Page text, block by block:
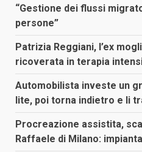
“Gestione dei flussi
persone”
Patrizia Reggiani, l’ex
ricoverata in terapia
Automobilista investe un
lite, poi torna indietro e li
Procreazione assistita,
Raffaele di Milano: